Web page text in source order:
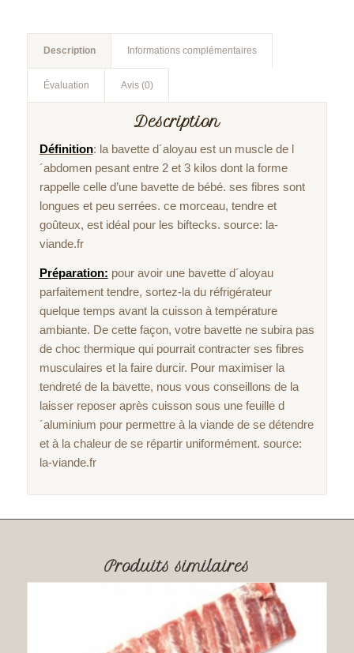
Description Informations complémentaires
Évaluation Avis (0)
Description
Définition: la bavette d´aloyau est un muscle de l
´abdomen pesant entre 2 et 3 kilos dont la forme
rappelle celle d’une bavette de bébé. ses fibres sont
longues et peu serrées. ce morceau, tendre et
goûteux, est idéal pour les biftecks. source: la-
viande.fr
Préparation: pour avoir une bavette d´aloyau
parfaitement tendre, sortez-la du réfrigérateur
quelque temps avant la cuisson à température
ambiante. De cette façon, votre bavette ne subira pas
de choc thermique qui pourrait contracter ses fibres
musculaires et la faire durcir. Pour maximiser la
tendreté de la bavette, nous vous conseillons de la
laisser reposer après cuisson sous une feuille d
´aluminium pour permettre à la viande de se détendre
et à la chaleur de se répartir uniformément. source:
la-viande.fr
Produits similaires